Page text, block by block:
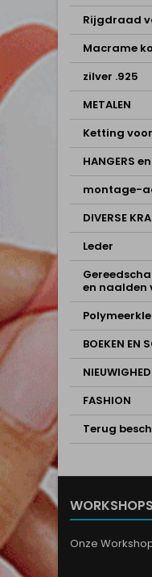
Rijgdraad
Macrame
zilver .925
METALEN
Ketting
HANGERS
montage-
DIVERSE
Leder
en naalden
BOEKEN EN
FASHION
Terug
WORKSHOPS
Onze